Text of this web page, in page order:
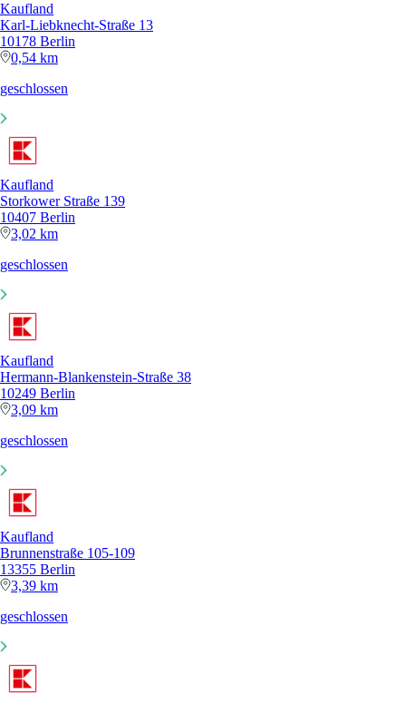
Kaufland
Karl-Liebknecht-Straße 13
10178 Berlin
0,54 km
geschlossen
Kaufland
Storkower Straße 139
10407 Berlin
3,02 km
geschlossen
Kaufland
Hermann-Blankenstein-Straße 38
10249 Berlin
3,09 km
geschlossen
Kaufland
Brunnenstraße 105-109
13355 Berlin
3,39 km
geschlossen